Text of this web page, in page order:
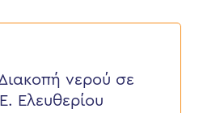
νερού σε
Ελευθερίου